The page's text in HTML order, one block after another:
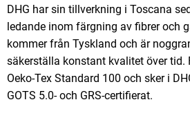
DHG har sin tillverkning i Toscana
ledande inom färgning av fibrer och
kommer från Tyskland och är
säkerställa konstant kvalitet över tid.
Oeko-Tex Standard 100 och sker i
GOTS 5.0- och GRS-certifierat.